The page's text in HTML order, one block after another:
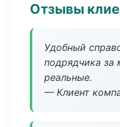
Отзывы
Удобный
подрядчика за
реальные.
— Клиент